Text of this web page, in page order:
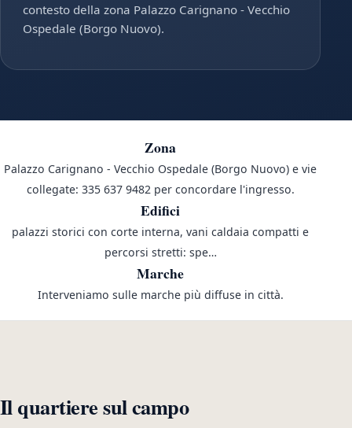
contesto della zona Palazzo Carignano - Vecchio
Ospedale (Borgo Nuovo).
Zona
Palazzo Carignano - Vecchio Ospedale (Borgo Nuovo) e vie
collegate: 335 637 9482 per concordare l'ingresso.
Edifici
palazzi storici con corte interna, vani caldaia compatti e
percorsi stretti: spe…
Marche
Interveniamo sulle marche più diffuse in città.
Il quartiere sul campo